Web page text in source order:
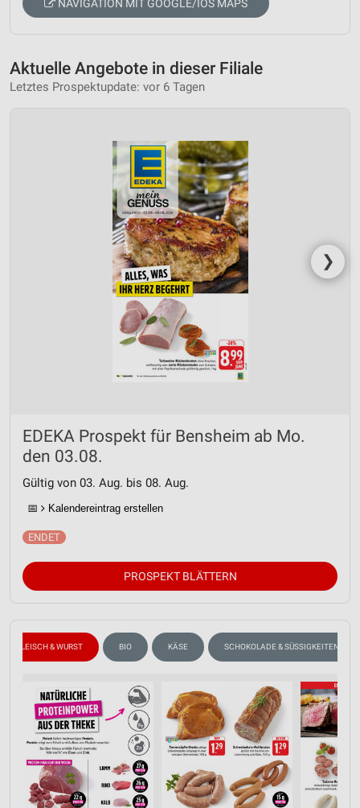
NAVIGATION MIT GOOGLE/IOS MAPS
Aktuelle Angebote in dieser Filiale
Letztes Prospektupdate: vor 6 Tagen
❯
EDEKA Prospekt für Bensheim ab Mo.
den 03.08.
Gültig von 03. Aug. bis 08. Aug.
📅 Kalendereintrag erstellen
PROSPEKT BLÄTTERN
FLEISCH & WURST BIO KÄSE SCHOKOLADE & SÜSSIGKEITEN